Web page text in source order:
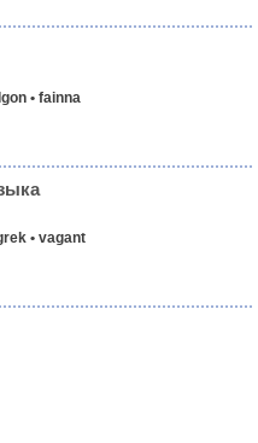
• fainna
• vagant